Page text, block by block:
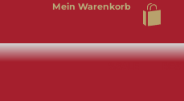
Mein Warenkorb